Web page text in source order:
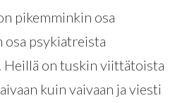
pikemminkin osa
osa psykiatreista
Heillä on tuskin viittätoista
kuin vaivaan ja viesti